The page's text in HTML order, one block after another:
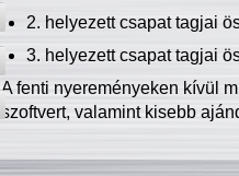
2. helyezett csapat tagjai
3. helyezett csapat tagjai
A fenti nyereményeken kívül
szoftvert, valamint kisebb